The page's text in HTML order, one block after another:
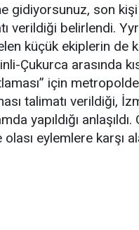
gidiyorsunuz, son kişi
verildiği belirlendi.
küçük ekiplerin de
Çukurca arasında
için
talimatı verildiği,
yapıldığı
olası eylemlere karşı